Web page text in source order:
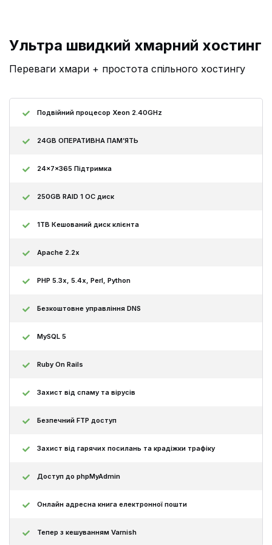
Ультра швидкий хмарний хостинг
Переваги хмари + простота спільного хостингу
Подвійний процесор Xeon 2.40GHz
24GB ОПЕРАТИВНА ПАМ’ЯТЬ
24x7x365 Підтримка
250GB RAID 1 ОС диск
1TB Кешований диск клієнта
Apache 2.2x
PHP 5.3x, 5.4x, Perl, Python
Безкоштовне управління DNS
MySQL 5
Ruby On Rails
Захист від спаму та вірусів
Безпечний FTP доступ
Захист від гарячих посилань та крадіжки трафіку
Доступ до phpMyAdmin
Онлайн адресна книга електронної пошти
Тепер з кешуванням Varnish